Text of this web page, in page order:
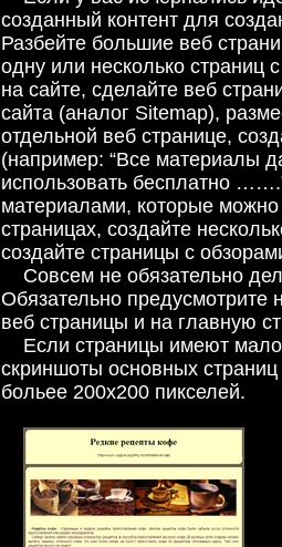
созданный контент для
Разбейте большие веб
одну или несколько страниц
на сайте, сделайте веб
сайта (аналог Sitemap),
отдельной веб странице,
(например: “Все материалы
использовать бесплатно
материалами, которые можно
страницах, создайте
создайте страницы с
Совсем не обязательно
Обязательно предусмотрите
веб страницы и на главную
Если страницы имеют
скриншоты основных
больее 200x200 пикселей.